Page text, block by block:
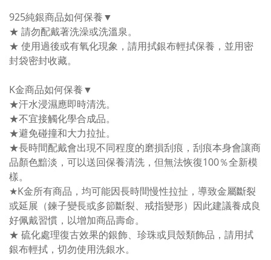
925純銀商品如何保養▼
★ 請勿配戴著洗澡或洗溫泉。
★ 使用過後或有氧化現象，請用拭銀布輕拭保養，並用密
封袋密封收藏。
K金商品如何保養▼
★汗水浸濕應即時清洗。
★不宜接觸化學合成品。
★避免碰撞和大力拉扯。
★長時間配戴會出現不同程度的磨損刮痕，刮痕本身會讓商
品顏色黯淡，可以送回保養清洗，但無法恢復100％全新模
樣。
★K金所有商品，均可能因長時間慢性拉扯，導致金屬斷裂
或延展（鍊子變長或多節斷裂、戒指變形）因此建議養成良
好佩戴習慣，以增加商品壽命。
★ 硫化處理復古效果的銀飾、珍珠或貝殼類飾品，請用拭
銀布輕拭，切勿使用洗銀水。